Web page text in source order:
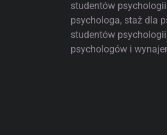
studentów
psychologa, staż dla
studentów
psychologów i